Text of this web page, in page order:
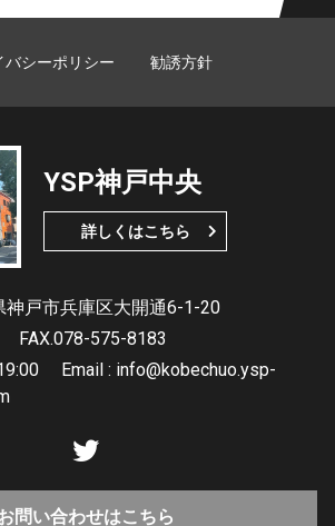
バシーポリシー 勧誘方針
YSP神戸中央
詳しくはこちら
神戸市兵庫区大開通6-1-20
FAX.078-575-8183
Email : info@kobechuo.ysp-
問い合わせはこちら